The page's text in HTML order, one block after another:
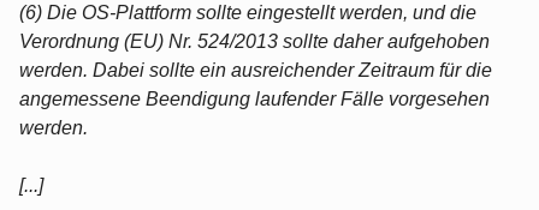
(6) Die OS-Plattform sollte eingestellt werden, und die
Verordnung (EU) Nr. 524/2013 sollte daher aufgehoben
werden. Dabei sollte ein ausreichender Zeitraum für die
angemessene Beendigung laufender Fälle vorgesehen
werden.
[...]